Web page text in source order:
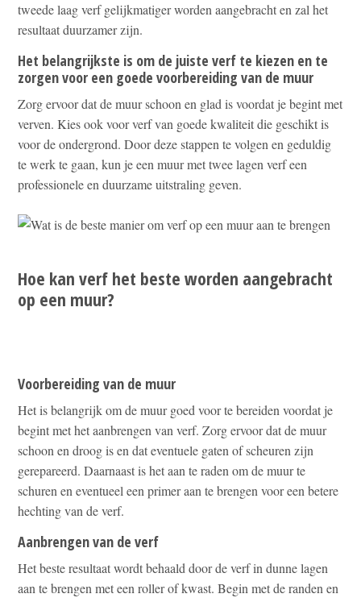
tweede laag verf gelijkmatiger worden aangebracht en zal het
resultaat duurzamer zijn.
Het belangrijkste is om de juiste verf te kiezen en te
zorgen voor een goede voorbereiding van de muur
Zorg ervoor dat de muur schoon en glad is voordat je begint met
verven. Kies ook voor verf van goede kwaliteit die geschikt is
voor de ondergrond. Door deze stappen te volgen en geduldig
te werk te gaan, kun je een muur met twee lagen verf een
professionele en duurzame uitstraling geven.
Hoe kan verf het beste worden aangebracht
op een muur?
Voorbereiding van de muur
Het is belangrijk om de muur goed voor te bereiden voordat je
begint met het aanbrengen van verf. Zorg ervoor dat de muur
schoon en droog is en dat eventuele gaten of scheuren zijn
gerepareerd. Daarnaast is het aan te raden om de muur te
schuren en eventueel een primer aan te brengen voor een betere
hechting van de verf.
Aanbrengen van de verf
Het beste resultaat wordt behaald door de verf in dunne lagen
aan te brengen met een roller of kwast. Begin met de randen en